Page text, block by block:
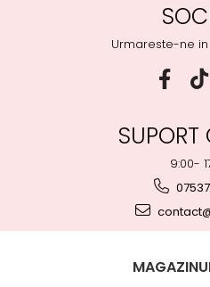
Urmareste-ne
SUPORT
9:00-